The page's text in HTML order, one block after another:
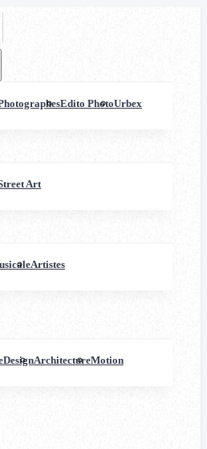
Edito PhotoUrbex
Art
Artistes
DesignArchitectureMotion